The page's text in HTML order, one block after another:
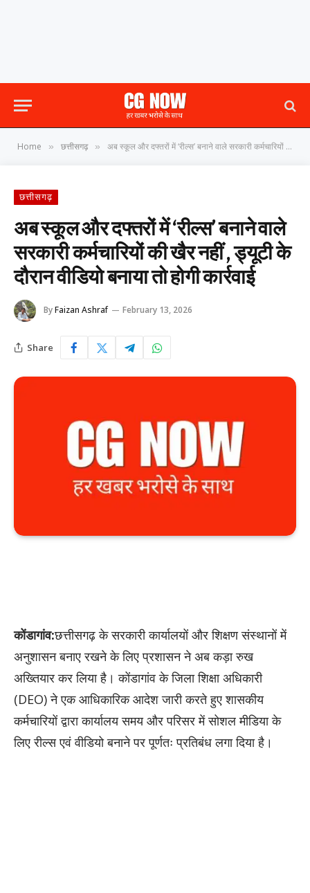
Home » छत्तीसगढ़ » अब स्कूल और दफ्तरों में ‘रील्स’ बनाने वाले सरकारी कर्मचारियों की खैर नहीं , ड्यूटी के दौरान वीडियो बनाया तो होगी कार्रवाई
छत्तीसगढ़
अब स्कूल और दफ्तरों में ‘रील्स’ बनाने वाले
सरकारी कर्मचारियों की खैर नहीं , ड्यूटी के
दौरान वीडियो बनाया तो होगी कार्रवाई
ByFaizan Ashraf February 13, 2026
Share
कोंडागांव:छत्तीसगढ़ के सरकारी कार्यालयों और शिक्षण संस्थानों में
अनुशासन बनाए रखने के लिए प्रशासन ने अब कड़ा रुख
अख्तियार कर लिया है। कोंडागांव के जिला शिक्षा अधिकारी
(DEO) ने एक आधिकारिक आदेश जारी करते हुए शासकीय
कर्मचारियों द्वारा कार्यालय समय और परिसर में सोशल मीडिया के
लिए रील्स एवं वीडियो बनाने पर पूर्णतः प्रतिबंध लगा दिया है।